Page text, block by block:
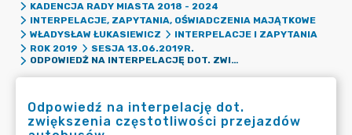
KADENCJA RADY MIASTA 2018 - 2024
INTERPELACJE, ZAPYTANIA, OŚWIADCZENIA MAJĄTKOWE
WŁADYSŁAW ŁUKASIEWICZ
INTERPELACJE I ZAPYTANIA
ROK 2019
SESJA 13.06.2019R.
ODPOWIEDŹ NA INTERPELACJĘ DOT. ZWIĘKSZENIA CZĘSTOTLIWOŚCI PRZEJAZDÓW AUTOBUSÓW.
Odpowiedź na interpelację dot.
zwiększenia częstotliwości przejazdów